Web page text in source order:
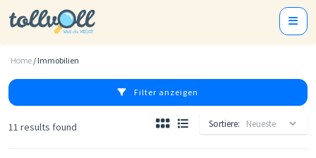
Home / Immobilien
Filter anzeigen
11 results found Sortiere: